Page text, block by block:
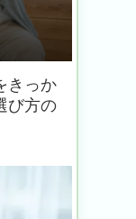
きっか
び方の